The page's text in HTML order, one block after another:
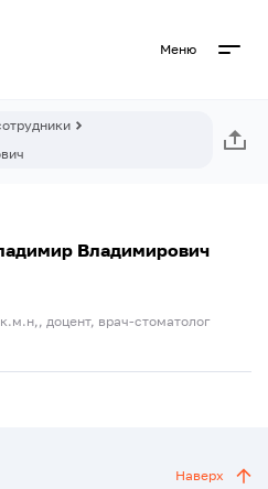
Меню
Владимирович
доцент, врач-стоматолог
Наверх